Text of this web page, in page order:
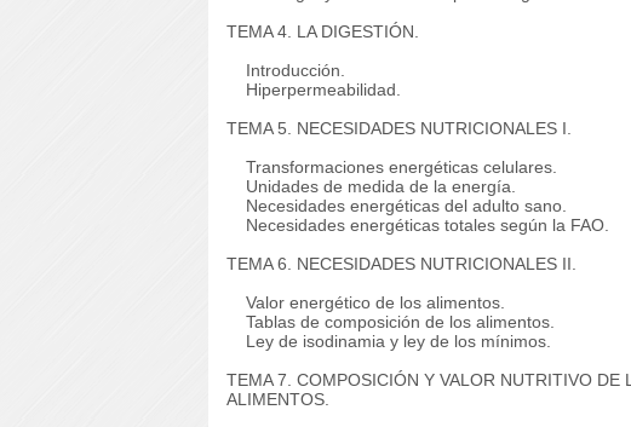
TEMA 4. LA DIGESTIÓN.
Introducción.
Hiperpermeabilidad.
TEMA 5. NECESIDADES NUTRICIONALES I.
Transformaciones energéticas celulares.
Unidades de medida de la energía.
Necesidades energéticas del adulto sano.
Necesidades energéticas totales según la FAO.
TEMA 6. NECESIDADES NUTRICIONALES II.
Valor energético de los alimentos.
Tablas de composición de los alimentos.
Ley de isodinamia y ley de los mínimos.
TEMA 7. COMPOSICIÓN Y VALOR NUTRITIVO DE
ALIMENTOS.